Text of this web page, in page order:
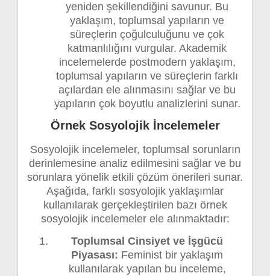
yeniden şekillendiğini savunur. Bu
yaklaşım, toplumsal yapıların ve
süreçlerin çoğulculuğunu ve çok
katmanlılığını vurgular. Akademik
incelemelerde postmodern yaklaşım,
toplumsal yapıların ve süreçlerin farklı
açılardan ele alınmasını sağlar ve bu
yapıların çok boyutlu analizlerini sunar.
Örnek Sosyolojik İncelemeler
Sosyolojik incelemeler, toplumsal sorunların
derinlemesine analiz edilmesini sağlar ve bu
sorunlara yönelik etkili çözüm önerileri sunar.
Aşağıda, farklı sosyolojik yaklaşımlar
kullanılarak gerçekleştirilen bazı örnek
sosyolojik incelemeler ele alınmaktadır:
Toplumsal Cinsiyet ve İşgücü
Piyasası: Feminist bir yaklaşım
kullanılarak yapılan bu inceleme,